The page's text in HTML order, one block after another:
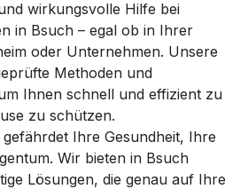
wirkungsvolle Hilfe bei
in Bsuch – egal ob in Ihrer
oder Unternehmen. Unsere
Methoden und
Ihnen schnell und effizient zu
zu schützen.
Ihre Gesundheit, Ihre
Wir bieten in Bsuch
Lösungen, die genau auf Ihre